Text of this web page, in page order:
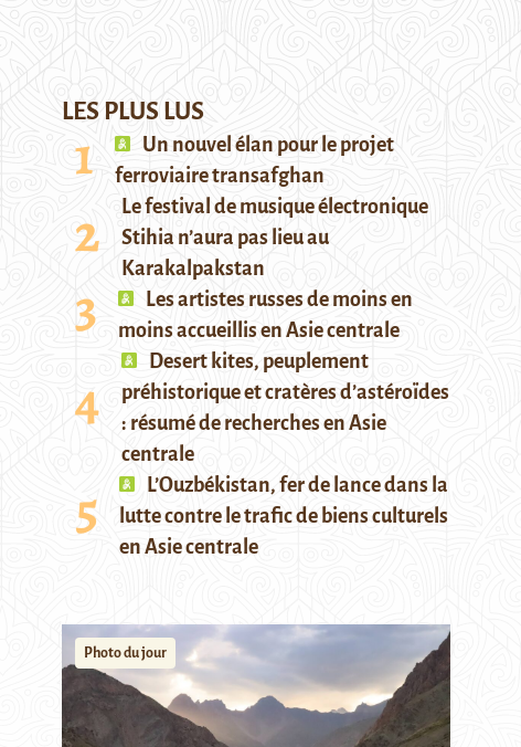
LES PLUS LUS
Un nouvel élan pour le projet
ferroviaire transafghan
Le festival de musique électronique
Stihia n’aura pas lieu au
Karakalpakstan
Les artistes russes de moins en
moins accueillis en Asie centrale
Desert kites, peuplement
préhistorique et cratères d’astéroïdes
: résumé de recherches en Asie
centrale
L’Ouzbékistan, fer de lance dans la
lutte contre le trafic de biens culturels
en Asie centrale
Photo du jour